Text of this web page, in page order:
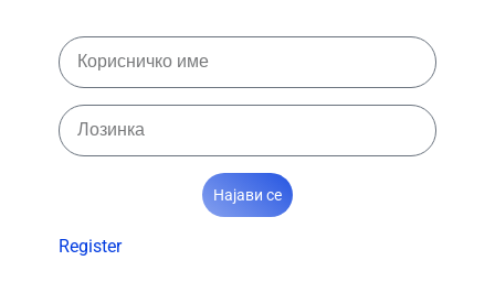
Најави се
Register